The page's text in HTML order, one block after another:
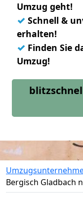
Umzug geht!
✓ Schnell &
erhalten!
✓ Finden Sie
Umzug!
Bergisch Gladbach